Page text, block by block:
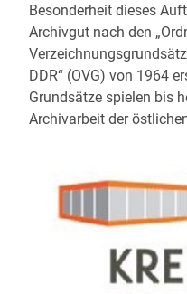
Besonderheit dieses
Archivgut nach den
DDR“ (OVG) von 1964
Grundsätze spielen bis
Archivarbeit der